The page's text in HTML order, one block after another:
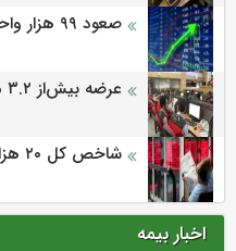
صعود ۹۹ هزار واحدی شاخص بورس
عرضه بیش‌از ۳.۲ میلیون تن محصول در بورس کالا
شاخص کل ۲۰ هزار واحد افت کرد
اخبار بیمه